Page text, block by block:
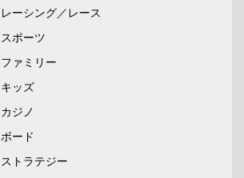
レーシング／レース
スポーツ
ファミリー
キッズ
カジノ
ボード
ストラテジー